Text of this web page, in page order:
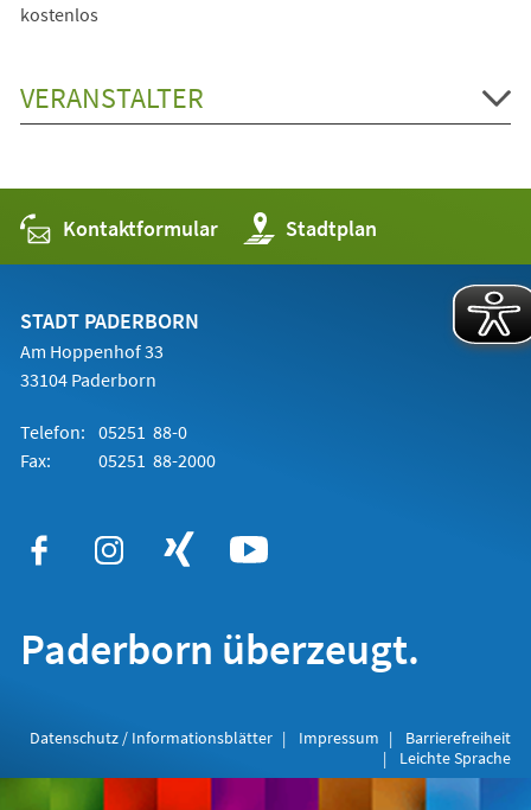
kostenlos
VERANSTALTER
Kontaktformular Stadtplan
(Öffnet
in
einem
STADT PADERBORN
Am Hoppenhof 33
33104 Paderborn
Telefon: 05251 88-0
Fax:
05251 88-2000
Paderborn überzeugt.
Datenschutz / Informationsblätter Impressum
Barrierefreiheit
Leichte Sprache